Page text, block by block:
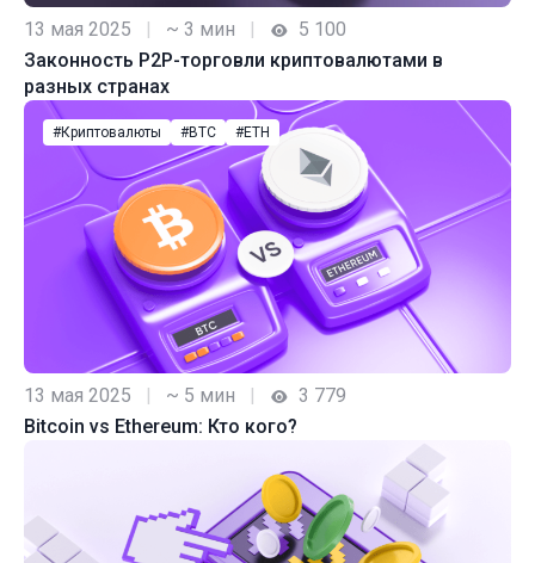
13 мая 2025 | ~ 3 мин |
5 100
Законность P2P-торговли криптовалютами в
разных странах
#Криптовалюты #BTC #ETH
13 мая 2025 | ~ 5 мин |
3 779
Bitcoin vs Ethereum: Кто кого?